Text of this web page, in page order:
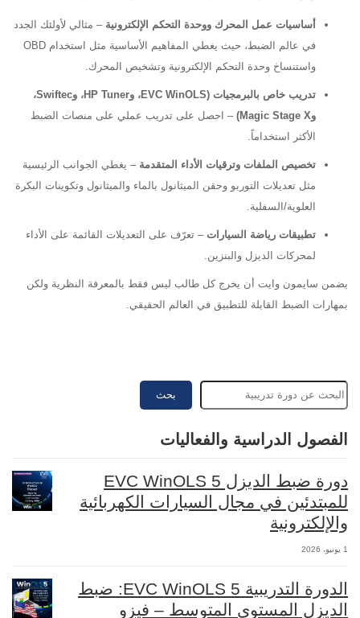
أساسيات عمل المحرك ووحدة التحكم الإلكترونية – مثالي لأولئك الجدد
في عالم الضبط، حيث يغطي المفاهيم الأساسية مثل استخدام OBD
واستنساخ وحدة التحكم الإلكترونية وتشخيص المحرك.
تدريب خاص بالبرمجيات (EVC WinOLS، وHP Tuner، وSwiftec،
وMagic Stage X)
– احصل على تدريب عملي على منصات الضبط
الأكثر استخداماً.
تخصيص الملفات وترقيات الأداء المتقدمة – يغطي الجوانب الرئيسية
مثل تعديلات التوربو وحقن الميثانول بالماء والميثانول وتكوينات البكرة
العلوية/السفلية.
تطبيقات رياضة السيارات – تعرّف على التعديلات القائمة على الأداء
لمحركات الديزل والبنزين.
يضمن سايمون وايت أن يخرج كل طالب ليس فقط بالمعرفة النظرية ولكن
بمهارات الضبط القابلة للتطبيق في العالم الحقيقي.
بحث
الفصول الدراسية والفعاليات
دورة ضبط الديزل EVC WinOLS 5
للمبتدئين في مجال السيارات الكهربائية
والإلكترونية
1 يونيو، 2026
الدورة التدريبية EVC WinOLS 5: ضبط
الديزل المستوى المتوسط – فيزو